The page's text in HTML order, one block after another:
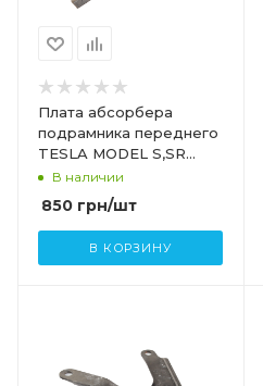
Плата абсорбера
подрамника переднего
TESLA MODEL S,SR
1038640-00-D
В наличии
850 грн/шт
В КОРЗИНУ